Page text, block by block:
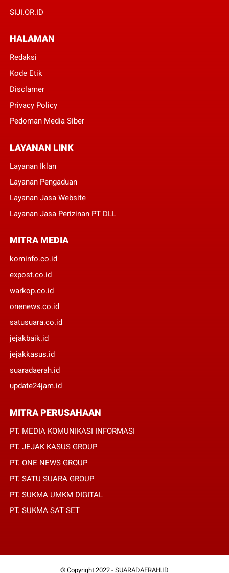
SIJI.OR.ID
HALAMAN
Redaksi
Kode Etik
Disclamer
Privacy Policy
Pedoman Media Siber
LAYANAN LINK
Layanan Iklan
Layanan Pengaduan
Layanan Jasa Website
Layanan Jasa Perizinan PT DLL
MITRA MEDIA
kominfo.co.id
expost.co.id
warkop.co.id
onenews.co.id
satusuara.co.id
jejakbaik.id
jejakkasus.id
suaradaerah.id
update24jam.id
MITRA PERUSAHAAN
PT. MEDIA KOMUNIKASI INFORMASI
PT. JEJAK KASUS GROUP
PT. ONE NEWS GROUP
PT. SATU SUARA GROUP
PT. SUKMA UMKM DIGITAL
PT. SUKMA SAT SET
© Copyright 2022 - SUARADAERAH.ID